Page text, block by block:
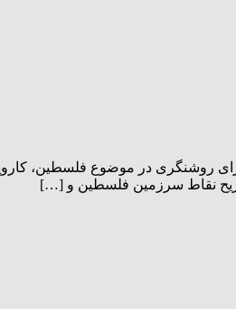
روشنگری در موضوع فلسطین،
نقاط سرزمین فلسطین و […]